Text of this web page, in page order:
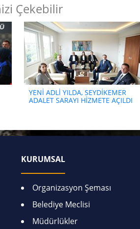
Çekebilir
YENİ ADLİ YILDA, SEYDİKEMER
ADALET SARAYI HİZMETE AÇILDI
KURUMSAL
Organizasyon Şeması
Belediye Meclisi
Müdürlükler